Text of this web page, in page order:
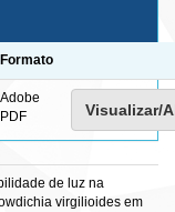
Formato
Adobe
PDF
Visualizar/
de luz na
virgilioides em